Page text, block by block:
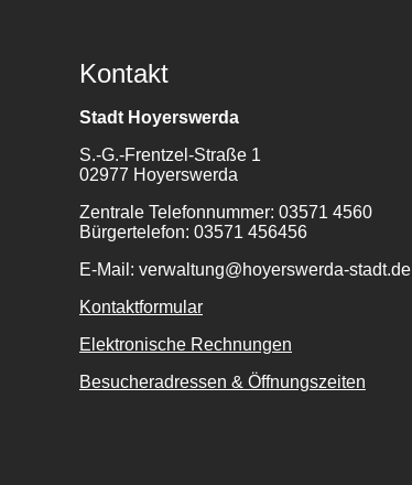
Kontakt
Stadt Hoyerswerda
S.-G.-Frentzel-Straße 1
02977 Hoyerswerda
Zentrale Telefonnummer: 03571 4560
Bürgertelefon: 03571 456456
E-Mail: verwaltung@hoyerswerda-stadt.de
Kontaktformular
Elektronische Rechnungen
Besucheradressen & Öffnungszeiten